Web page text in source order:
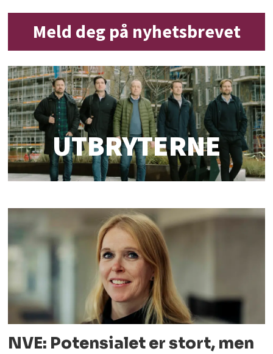
Meld deg på nyhetsbrevet
UTBRYTERNE
NVE: Potensialet er stort, men